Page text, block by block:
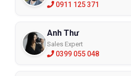
0911 125 371
Anh Thư
Sales Expert
0399 055 048